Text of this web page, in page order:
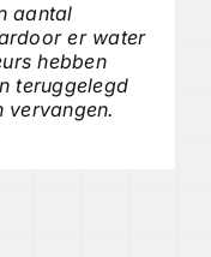
aantal
er water
hebben
teruggelegd
vervangen.